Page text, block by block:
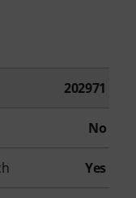
202971
No
Yes